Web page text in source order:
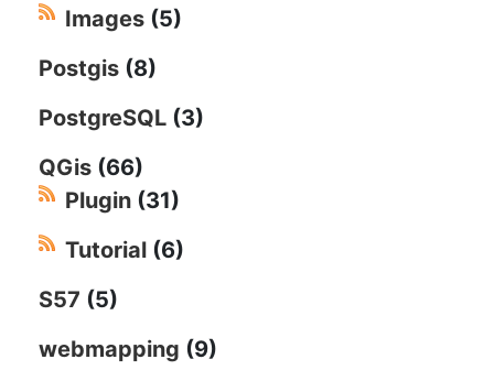
Images (5)
Postgis (8)
PostgreSQL (3)
QGis (66)
Plugin (31)
Tutorial (6)
S57 (5)
webmapping (9)